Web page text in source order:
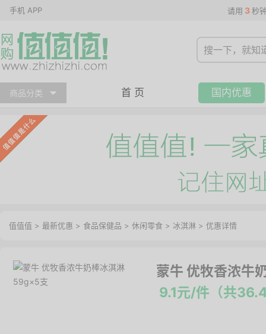
手机 APP 请用 3 秒
商品分类 首 页 国内优惠
值值值 > 最新优惠 > 食品保健品 > 休闲零食 > 冰淇淋 > 优惠详情
蒙牛 优牧香浓牛
9.1元/件（共